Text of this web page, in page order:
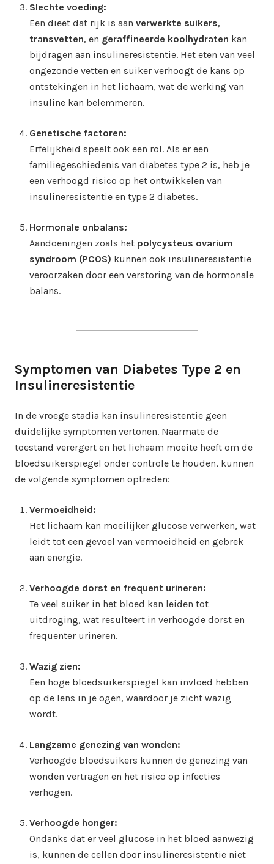
Slechte voeding:
Een dieet dat rijk is aan verwerkte suikers,
transvetten, en geraffineerde koolhydraten kan
bijdragen aan insulineresistentie. Het eten van veel
ongezonde vetten en suiker verhoogt de kans op
ontstekingen in het lichaam, wat de werking van
insuline kan belemmeren.
Genetische factoren:
Erfelijkheid speelt ook een rol. Als er een
familiegeschiedenis van diabetes type 2 is, heb je
een verhoogd risico op het ontwikkelen van
insulineresistentie en type 2 diabetes.
Hormonale onbalans:
Aandoeningen zoals het polycysteus ovarium
syndroom (PCOS) kunnen ook insulineresistentie
veroorzaken door een verstoring van de hormonale
balans.
Symptomen van Diabetes Type 2 en
Insulineresistentie
In de vroege stadia kan insulineresistentie geen
duidelijke symptomen vertonen. Naarmate de
toestand verergert en het lichaam moeite heeft om de
bloedsuikerspiegel onder controle te houden, kunnen
de volgende symptomen optreden:
Vermoeidheid:
Het lichaam kan moeilijker glucose verwerken, wat
leidt tot een gevoel van vermoeidheid en gebrek
aan energie.
Verhoogde dorst en frequent urineren:
Te veel suiker in het bloed kan leiden tot
uitdroging, wat resulteert in verhoogde dorst en
frequenter urineren.
Wazig zien:
Een hoge bloedsuikerspiegel kan invloed hebben
op de lens in je ogen, waardoor je zicht wazig
wordt.
Langzame genezing van wonden:
Verhoogde bloedsuikers kunnen de genezing van
wonden vertragen en het risico op infecties
verhogen.
Verhoogde honger:
Ondanks dat er veel glucose in het bloed aanwezig
is, kunnen de cellen door insulineresistentie niet